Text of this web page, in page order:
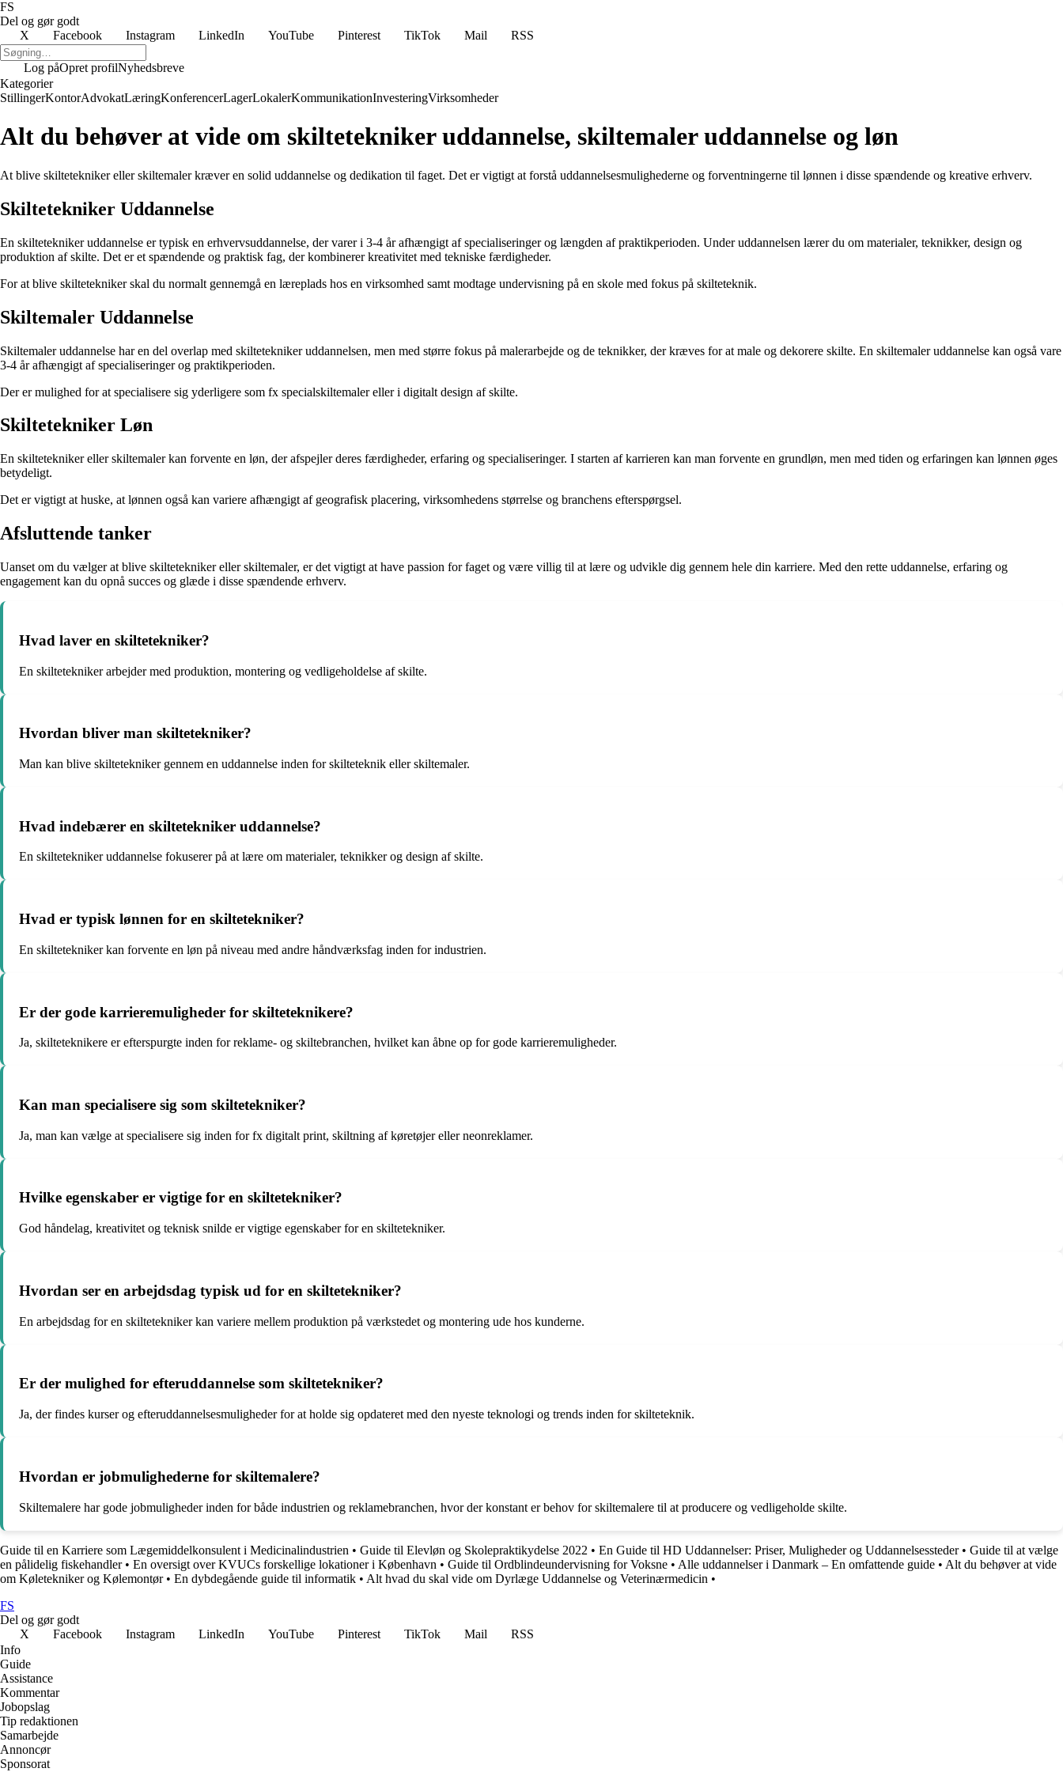
FS
Del og gør godt
X
Facebook Instagram LinkedIn YouTube Pinterest TikTok Mail RSS
Log påOpret profilNyhedsbreve
Kategorier
StillingerKontorAdvokatLæringKonferencerLagerLokalerKommunikationInvesteringVirksomheder
Alt du behøver at vide om skiltetekniker uddannelse, skiltemaler uddannelse og løn
At blive skiltetekniker eller skiltemaler kræver en solid uddannelse og dedikation til faget. Det er vigtigt at forstå uddannelsesmulighederne og forventningerne til lønnen i disse spændende og kreative erhverv.
Skiltetekniker Uddannelse
En skiltetekniker uddannelse er typisk en erhvervsuddannelse, der varer i 3-4 år afhængigt af specialiseringer og længden af praktikperioden. Under uddannelsen lærer du om materialer, teknikker, design og
produktion af skilte. Det er et spændende og praktisk fag, der kombinerer kreativitet med tekniske færdigheder.
For at blive skiltetekniker skal du normalt gennemgå en læreplads hos en virksomhed samt modtage undervisning på en skole med fokus på skilteteknik.
Skiltemaler Uddannelse
Skiltemaler uddannelse har en del overlap med skiltetekniker uddannelsen, men med større fokus på malerarbejde og de teknikker, der kræves for at male og dekorere skilte. En skiltemaler uddannelse kan også vare
3-4 år afhængigt af specialiseringer og praktikperioden.
Der er mulighed for at specialisere sig yderligere som fx specialskiltemaler eller i digitalt design af skilte.
Skiltetekniker Løn
En skiltetekniker eller skiltemaler kan forvente en løn, der afspejler deres færdigheder, erfaring og specialiseringer. I starten af karrieren kan man forvente en grundløn, men med tiden og erfaringen kan lønnen øges
betydeligt.
Det er vigtigt at huske, at lønnen også kan variere afhængigt af geografisk placering, virksomhedens størrelse og branchens efterspørgsel.
Afsluttende tanker
Uanset om du vælger at blive skiltetekniker eller skiltemaler, er det vigtigt at have passion for faget og være villig til at lære og udvikle dig gennem hele din karriere. Med den rette uddannelse, erfaring og
engagement kan du opnå succes og glæde i disse spændende erhverv.
Hvad laver en skiltetekniker?
En skiltetekniker arbejder med produktion, montering og vedligeholdelse af skilte.
Hvordan bliver man skiltetekniker?
Man kan blive skiltetekniker gennem en uddannelse inden for skilteteknik eller skiltemaler.
Hvad indebærer en skiltetekniker uddannelse?
En skiltetekniker uddannelse fokuserer på at lære om materialer, teknikker og design af skilte.
Hvad er typisk lønnen for en skiltetekniker?
En skiltetekniker kan forvente en løn på niveau med andre håndværksfag inden for industrien.
Er der gode karrieremuligheder for skilteteknikere?
Ja, skilteteknikere er efterspurgte inden for reklame- og skiltebranchen, hvilket kan åbne op for gode karrieremuligheder.
Kan man specialisere sig som skiltetekniker?
Ja, man kan vælge at specialisere sig inden for fx digitalt print, skiltning af køretøjer eller neonreklamer.
Hvilke egenskaber er vigtige for en skiltetekniker?
God håndelag, kreativitet og teknisk snilde er vigtige egenskaber for en skiltetekniker.
Hvordan ser en arbejdsdag typisk ud for en skiltetekniker?
En arbejdsdag for en skiltetekniker kan variere mellem produktion på værkstedet og montering ude hos kunderne.
Er der mulighed for efteruddannelse som skiltetekniker?
Ja, der findes kurser og efteruddannelsesmuligheder for at holde sig opdateret med den nyeste teknologi og trends inden for skilteteknik.
Hvordan er jobmulighederne for skiltemalere?
Skiltemalere har gode jobmuligheder inden for både industrien og reklamebranchen, hvor der konstant er behov for skiltemalere til at producere og vedligeholde skilte.
Guide til en Karriere som Lægemiddelkonsulent i Medicinalindustrien • Guide til Elevløn og Skolepraktikydelse 2022 • En Guide til HD Uddannelser: Priser, Muligheder og Uddannelsessteder• Guide til at vælge
en pålidelig fiskehandler• En oversigt over KVUCs forskellige lokationer i København • Guide til Ordblindeundervisning for Voksne • Alle uddannelser i Danmark – En omfattende guide • Alt du behøver at vide
om Køletekniker og Kølemontør• En dybdegående guide til informatik • Alt hvad du skal vide om Dyrlæge Uddannelse og Veterinærmedicin •
FS
Del og gør godt
X
Facebook Instagram LinkedIn YouTube Pinterest TikTok Mail
RSS
Info
Guide
Assistance
Kommentar
Jobopslag
Tip redaktionen
Samarbejde
Annoncør
Sponsorat